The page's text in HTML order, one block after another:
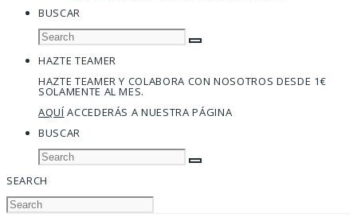
BUSCAR
HAZTE TEAMER
HAZTE TEAMER Y COLABORA CON NOSOTROS DESDE 1€
SOLAMENTE AL MES.
AQUÍACCEDERÁS A NUESTRA PÁGINA
BUSCAR
SEARCH